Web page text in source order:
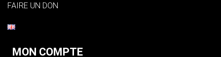
FAIRE UN DON
MON COMPTE